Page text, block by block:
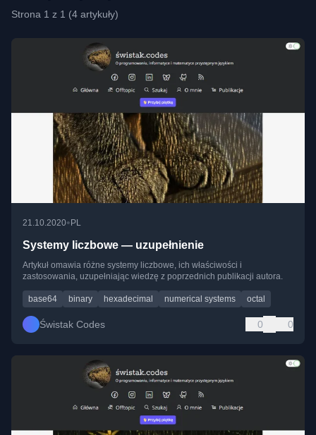
Strona 1 z 1 (4 artykuły)
21.10.2020• PL
Systemy liczbowe — uzupełnienie
Artykuł omawia różne systemy liczbowe, ich właściwości i
zastosowania, uzupełniając wiedzę z poprzednich publikacji autora.
base64 binary hexadecimal numerical systems octal
Świstak Codes 0 0